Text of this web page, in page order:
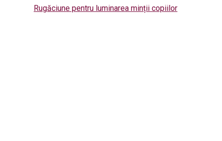
Rugăciune pentru luminarea minții copiilor